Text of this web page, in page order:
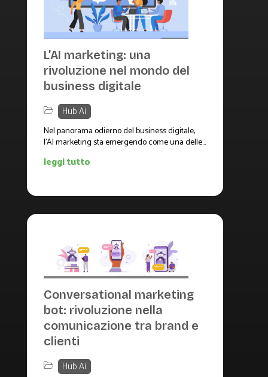
L’AI marketing: una
rivoluzione nel mondo del
business digitale
Hub Ai
Nel panorama odierno del business digitale,
l'AI marketing sta emergendo come una delle...
leggi tutto
Conversational marketing
bot: rivoluzione nella
comunicazione tra brand e
clienti
Hub Ai